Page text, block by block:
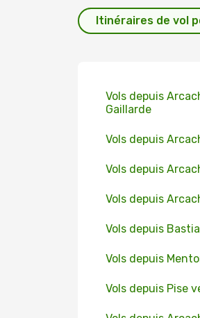
Itinéraires de vol
Vols depuis
Gaillarde
Vols depuis
Vols depuis
Vols depuis
Vols depuis
Vols depuis
Vols depuis Pise